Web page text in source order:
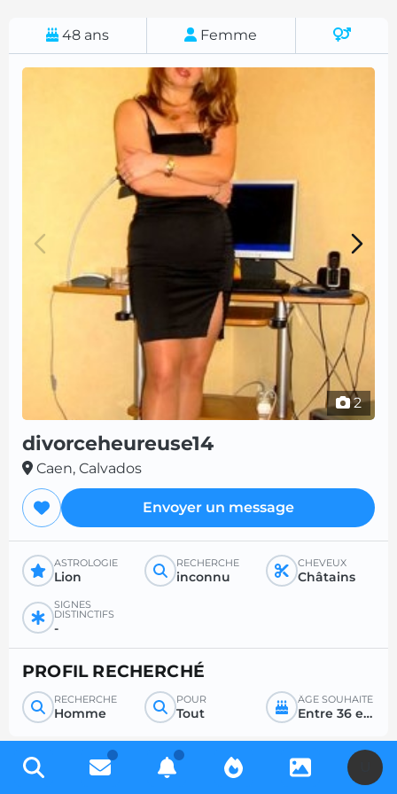
48 ans Femme
2
divorceheureuse14
Caen, Calvados
Envoyer un message
ASTROLOGIE
Lion
RECHERCHE
inconnu
CHEVEUX
Châtains
SIGNES
DISTINCTIFS
-
PROFIL RECHERCHÉ
RECHERCHE
Homme
POUR
Tout
ÂGE SOUHAITÉ
Entre 36 et 99
Inscrivez-vous gratuitement pour accéder à des